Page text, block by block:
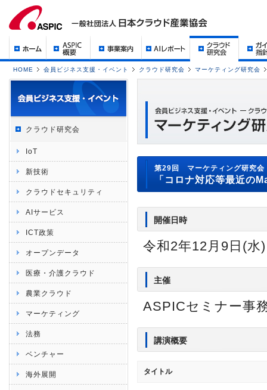
HOME 会員ビジネス支援・イベント クラウド研究会 マーケティング研究会
クラウド研究会
IoT
新技術
クラウドセキュリティ
AIサービス
ICT政策
オープンデータ
医療・介護クラウド
農業クラウド
マーケティング
法務
ベンチャー
海外展開
第29回 マーケティング研究
「コロナ対応等最近
開催日時
令和2年12月9日(
主催
ASPICセミナー事
講演概要
タイトル